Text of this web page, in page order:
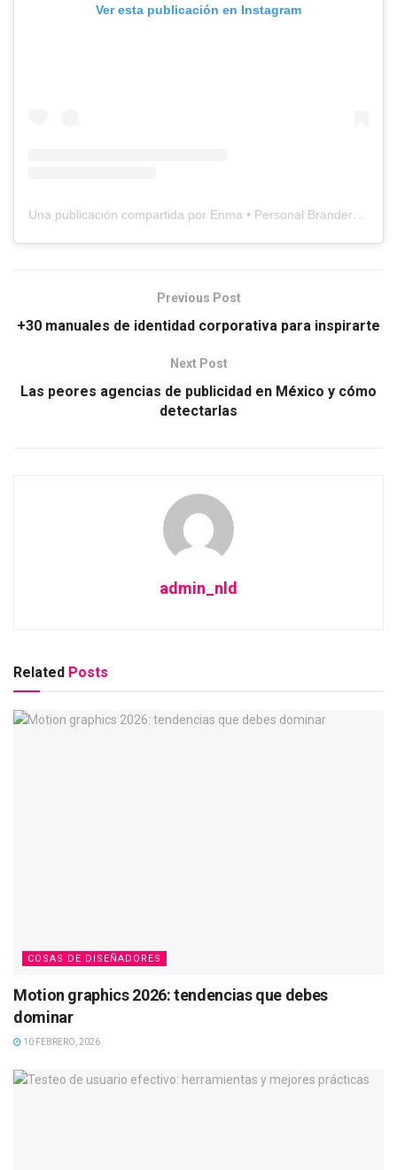
Ver esta publicación en Instagram
Previous Post
+30 manuales de identidad corporativa para inspirarte
Next Post
Las peores agencias de publicidad en México y cómo
detectarlas
admin_nld
Related Posts
COSAS DE DISEÑADORES
Motion graphics 2026: tendencias que debes
dominar
10 FEBRERO, 2026